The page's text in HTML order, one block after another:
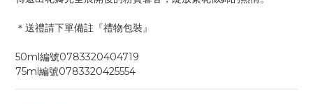
＊送禮請下單備註『禮物包裝』
50ml編號0783320404719
75ml編號0783320425554